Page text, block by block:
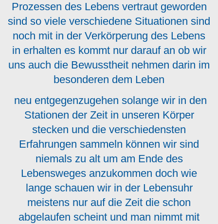
Prozessen des Lebens vertraut geworden
sind so viele verschiedene Situationen sind
noch mit in der Verkörperung des Lebens
in erhalten es kommt nur darauf an ob wir
uns auch die Bewusstheit nehmen darin im
besonderen dem Leben
neu entgegenzugehen solange wir in den
Stationen der Zeit in unseren Körper
stecken und die verschiedensten
Erfahrungen sammeln können wir sind
niemals zu alt um am Ende des
Lebensweges anzukommen doch wie
lange schauen wir in der Lebensuhr
meistens nur auf die Zeit die schon
abgelaufen scheint und man nimmt mit